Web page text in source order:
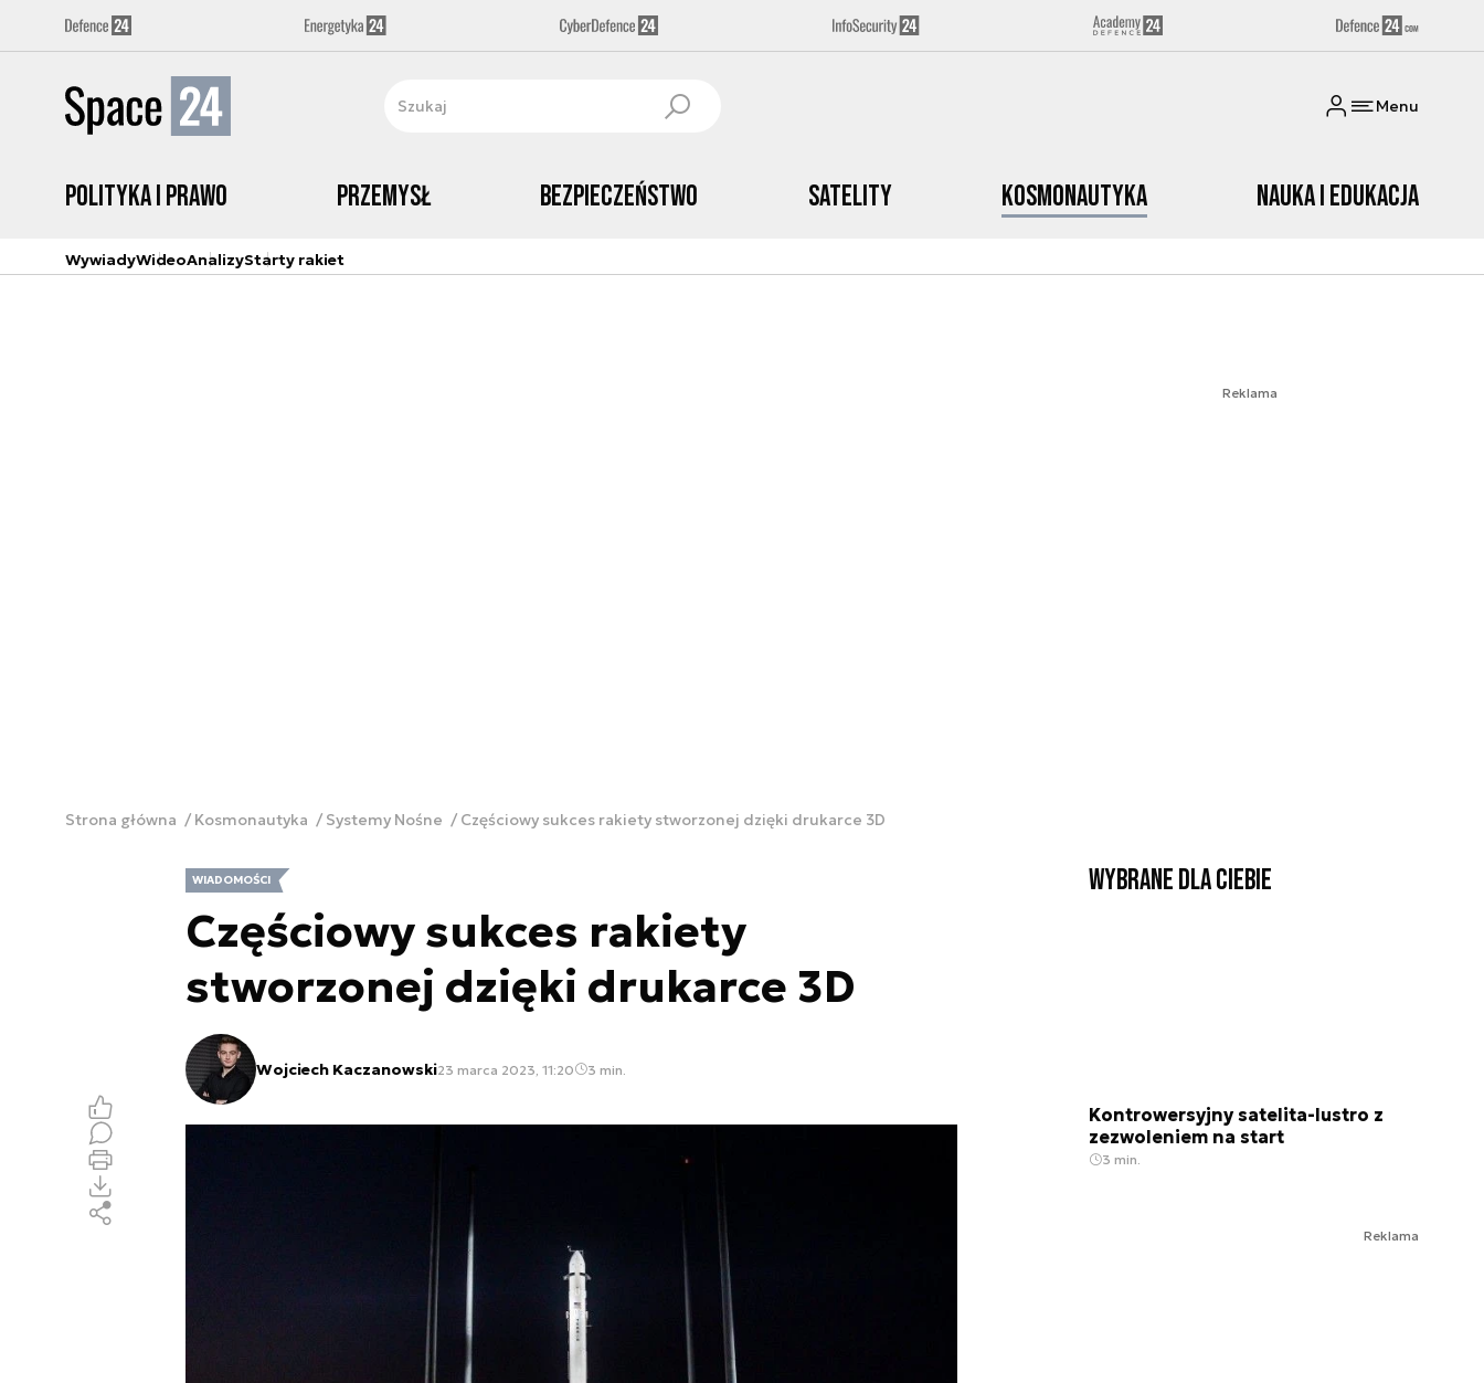
Menu
Polityka i prawo Przemysł Bezpieczeństwo Satelity Kosmonautyka Nauka i edukacja
WywiadyWideoAnalizyStarty rakiet
Reklama
Strona główna Kosmonautyka Systemy Nośne Częściowy sukces rakiety stworzonej dzięki drukarce 3D
WIADOMOŚCI
Częściowy sukces rakiety
stworzonej dzięki drukarce 3D
Wojciech Kaczanowski23 marca 2023, 11:20 3 min.
Wybrane dla Ciebie
Kontrowersyjny satelita-lustro z
zezwoleniem na start
3 min.
Reklama